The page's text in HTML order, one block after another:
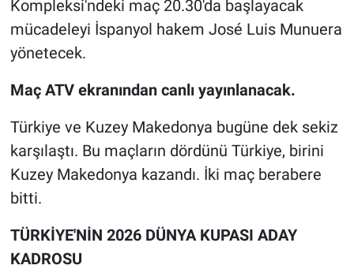
Kompleksi'ndeki maç 20.30'da başlayacak
mücadeleyi İspanyol hakem José Luis Munuera
yönetecek.
Maç ATV ekranından canlı yayınlanacak.
Türkiye ve Kuzey Makedonya bugüne dek sekiz
karşılaştı. Bu maçların dördünü Türkiye, birini
Kuzey Makedonya kazandı. İki maç berabere
bitti.
TÜRKİYE'NİN 2026 DÜNYA KUPASI ADAY
KADROSU